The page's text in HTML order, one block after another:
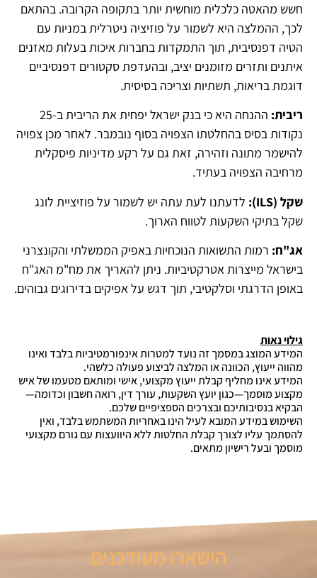
חשש מהאטה כלכלית מוחשית יותר בתקופה הקרובה. בהתאם
לכך, ההמלצה היא לשמור על פוזיציה ניטרלית במניות עם
הטיה דפנסיבית, תוך התמקדות בחברות איכות בעלות מאזנים
איתנים ותזרים מזומנים יציב, ובהעדפת סקטורים דפנסיביים
דוגמת בריאות, תשתיות וצריכה בסיסית.
ריבית:
ההנחה היא כי בנק ישראל יפחית את הריבית ב-25
נקודות בסיס בהחלטתו הצפויה בסוף נובמבר. לאחר מכן צפויה
להישמר מתונה וזהירה, זאת גם על רקע מדיניות פיסקלית
מרחיבה הצפויה בעתיד.
שקל (ILS):
לדעתנו לעת עתה יש לשמור על פוזיציית לונג
שקל בתיקי השקעות לטווח הארוך.
אג"ח: רמות התשואות הנוכחיות באפיק הממשלתי והקונצרני
בישראל מייצרות אטרקטיביות. ניתן להאריך את מח"מ האג"ח
באופן הדרגתי וסלקטיבי, תוך דגש על אפיקים בדירוגים גבוהים.
גילוי נאות
המידע המוצג במסמך זה נועד למטרות אינפורמטיביות בלבד ואינו
מהווה ייעוץ, הכוונה או המלצה לביצוע פעולה כלשהי.
המידע אינו מחליף קבלת ייעוץ מקצועי, אישי ומותאם מטעמו של איש
מקצוע מוסמך—כגון יועץ השקעות, עורך דין, רואה חשבון וכדומה—
הבקיא בנסיבותיכם ובצרכים הספציפיים שלכם.
השימוש במידע המובא לעיל הינו באחריות המשתמש בלבד, ואין
להסתמך עליו לצורך קבלת החלטות ללא היוועצות עם גורם מקצועי
מוסמך ובעל רישיון מתאים.
הישארו מעודכנים